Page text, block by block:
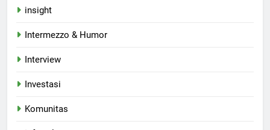
insight
Intermezzo & Humor
Interview
Investasi
Komunitas